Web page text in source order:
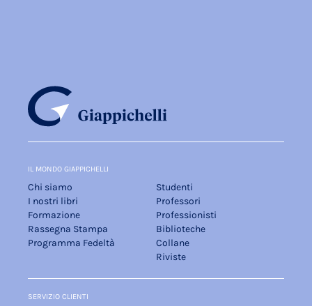
IL MONDO GIAPPICHELLI
Chi siamo
I nostri libri
Formazione
Rassegna Stampa
Programma Fedeltà
Studenti
Professori
Professionisti
Biblioteche
Collane
Riviste
SERVIZIO CLIENTI